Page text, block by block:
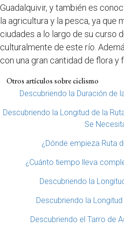
Guadalquivir, y también es
la agricultura y la pesca, ya que
ciudades a lo largo de su curso
culturalmente de este río.
con una gran cantidad de flora y
Otros artículos sobre ciclismo
Descubriendo la Duración de
Descubriendo la Longitud de la
Se
¿Dónde empieza Ruta
¿Cuánto tiempo lleva
Descubriendo la
Descubriendo la
Descubriendo el Tarro de